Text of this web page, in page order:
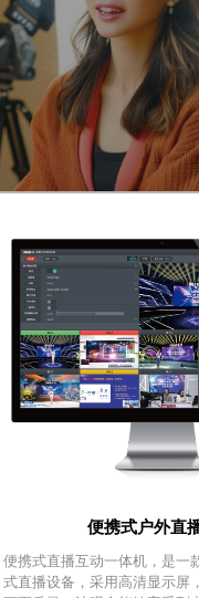
便携式户外直
便携式直播互动一体机，是一
式直播设备，采用高清显示屏